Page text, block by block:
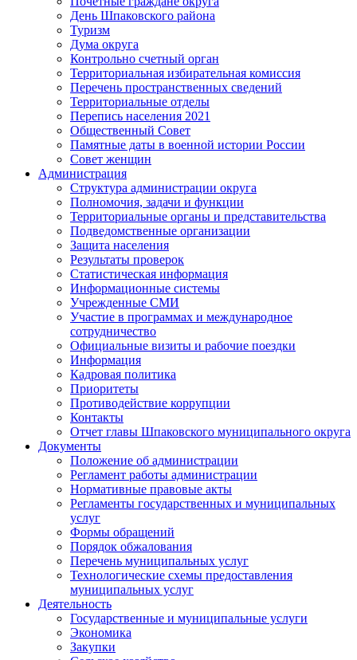
День Шпаковского района
Туризм
Дума округа
Контрольно счетный орган
Территориальная избирательная комиссия
Перечень пространственных сведений
Территориальные отделы
Перепись населения 2021
Общественный Совет
Памятные даты в военной истории России
Совет женщин
Администрация
Структура администрации округа
Полномочия, задачи и функции
Территориальные органы и представительства
Подведомственные организации
Защита населения
Результаты проверок
Статистическая информация
Информационные системы
Учрежденные СМИ
Участие в программах и международное
сотрудничество
Официальные визиты и рабочие поездки
Информация
Кадровая политика
Приоритеты
Противодействие коррупции
Контакты
Отчет главы Шпаковского муниципального округа
Документы
Положение об администрации
Регламент работы администрации
Нормативные правовые акты
Регламенты государственных и муниципальных
услуг
Формы обращений
Порядок обжалования
Перечень муниципальных услуг
Технологические схемы предоставления
муниципальных услуг
Деятельность
Государственные и муниципальные услуги
Экономика
Закупки